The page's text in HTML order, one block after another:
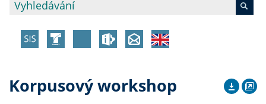
Korpusový workshop